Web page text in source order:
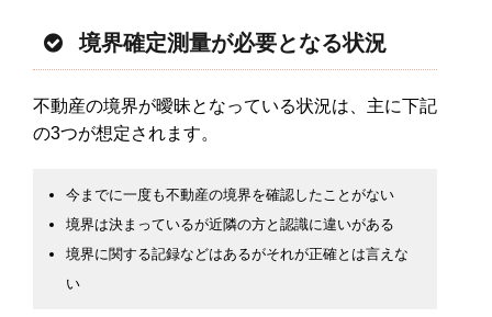
境界確定測量が必要となる状況
不動産の境界が曖昧となっている状況は、主に下記
の3つが想定されます。
今までに一度も不動産の境界を確認したことがない
境界は決まっているが近隣の方と認識に違いがある
境界に関する記録などはあるがそれが正確とは言えな
い